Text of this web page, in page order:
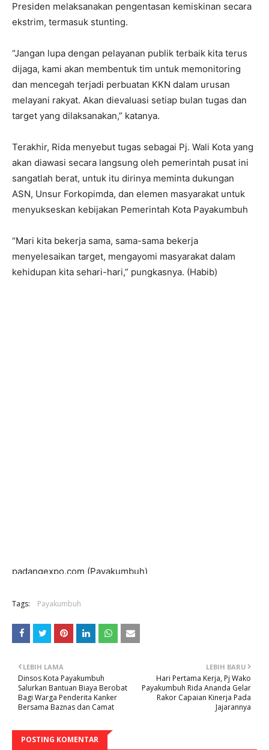
Presiden melaksanakan pengentasan kemiskinan secara
ekstrim, termasuk stunting.
“Jangan lupa dengan pelayanan publik terbaik kita terus
dijaga, kami akan membentuk tim untuk memonitoring
dan mencegah terjadi perbuatan KKN dalam urusan
melayani rakyat. Akan dievaluasi setiap bulan tugas dan
target yang dilaksanakan,” katanya.
Terakhir, Rida menyebut tugas sebagai Pj. Wali Kota yang
akan diawasi secara langsung oleh pemerintah pusat ini
sangatlah berat, untuk itu dirinya meminta dukungan
ASN, Unsur Forkopimda, dan elemen masyarakat untuk
menyukseskan kebijakan Pemerintah Kota Payakumbuh
“Mari kita bekerja sama, sama-sama bekerja
menyelesaikan target, mengayomi masyarakat dalam
kehidupan kita sehari-hari,” pungkasnya. (Habib)
padangexpo.com (Payakumbuh)
Penyerahan surat tugas kepada Asisten I Dafrul Pasi
Payakumbuh dilaksanakan saat apel pagi ASN Pemerintah
SKersebut diserahkan oleh Pj.
Tags: Payakumbuh
LEBIH BARU
Hari Pertama Kerja, Pj Wako
Payakumbuh Rida Ananda Gelar
Rakor Capaian Kinerja Pada
Jajarannya
LEBIH LAMA
Dinsos Kota Payakumbuh
Salurkan Bantuan Biaya Berobat
Bagi Warga Penderita Kanker
Bersama Baznas dan Camat
POSTING KOMENTAR